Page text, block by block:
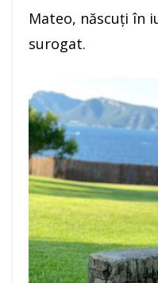
Mateo, născuţi în
surogat.